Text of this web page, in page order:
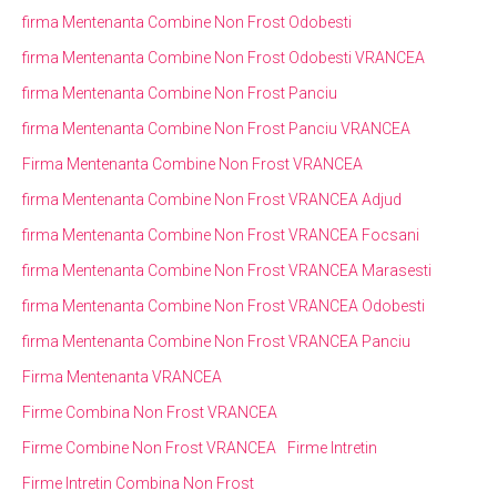
firma Mentenanta Combine Non Frost Odobesti
firma Mentenanta Combine Non Frost Odobesti VRANCEA
firma Mentenanta Combine Non Frost Panciu
firma Mentenanta Combine Non Frost Panciu VRANCEA
Firma Mentenanta Combine Non Frost VRANCEA
firma Mentenanta Combine Non Frost VRANCEA Adjud
firma Mentenanta Combine Non Frost VRANCEA Focsani
firma Mentenanta Combine Non Frost VRANCEA Marasesti
firma Mentenanta Combine Non Frost VRANCEA Odobesti
firma Mentenanta Combine Non Frost VRANCEA Panciu
Firma Mentenanta VRANCEA
Firme Combina Non Frost VRANCEA
Firme Combine Non Frost VRANCEA
Firme Intretin
Firme Intretin Combina Non Frost